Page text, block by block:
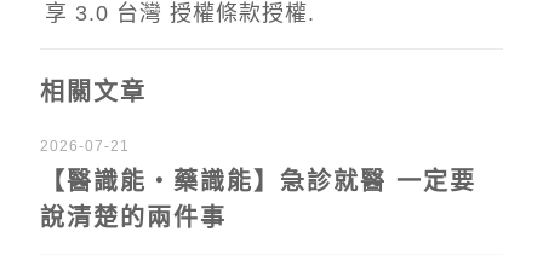
享 3.0 台灣 授權條款授權.
相關文章
2026-07-21
【醫識能‧藥識能】急診就醫 一定要
說清楚的兩件事